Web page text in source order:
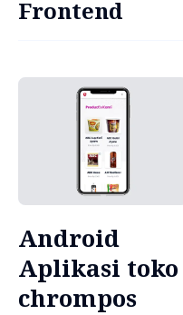
Frontend
Android
Aplikasi toko
chrompos